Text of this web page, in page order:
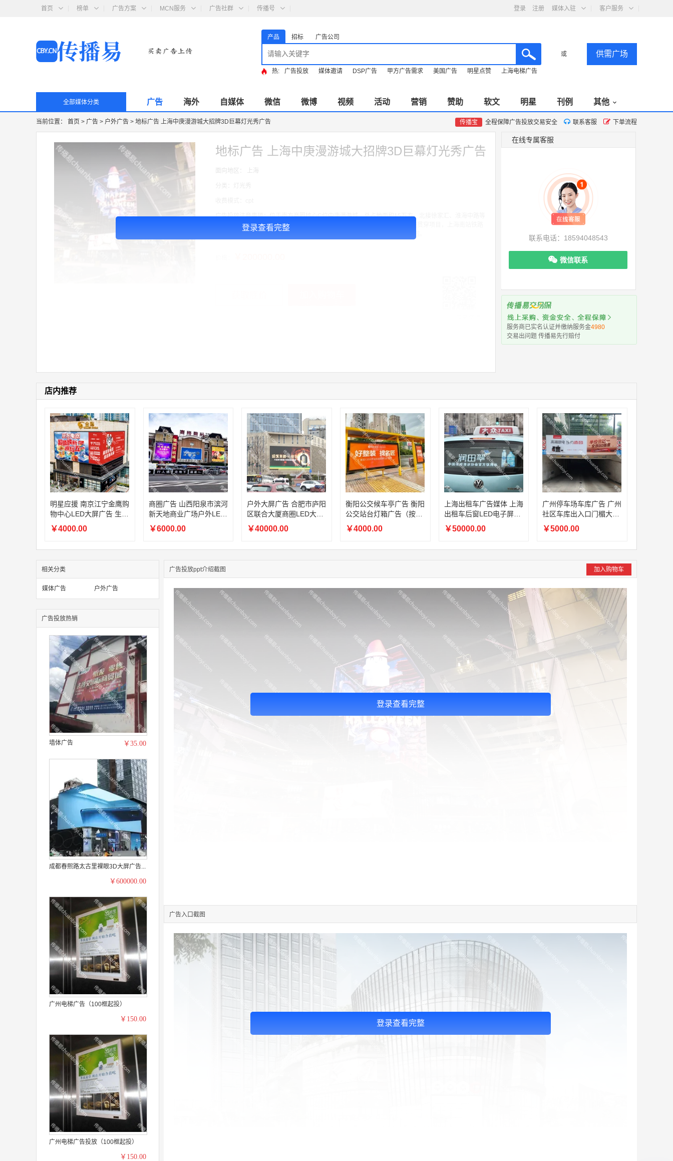
首页 榜单 广告方案 MCN服务 广告社群 传播号 登录 注册 媒体入驻 客户服务
产品 招标 广告公司
或 供需广场
热: 广告投放 媒体邀请 DSP广告 甲方广告需求 美国广告 明星点赞 上海电梯广告
全部媒体分类 广告 海外 自媒体 微信 微博 视频 活动 营销 赞助 软文 明星 刊例 其他
当前位置： 首页 > 广告 > 户外广告 > 地标广告 上海中庚漫游城大招牌3D巨幕灯光秀广告 传播宝 全程保障广告投放交易安全 联系客服 下单流程
登录查看完整
地标广告 上海中庚漫游城大招牌3D巨幕灯光秀广告
面向地区： 上海
广告投放注意事项：位于南方商圈核心C位中庚漫游城，总占地面积15万方，北接徐家汇、淮海中路等
核心商务区，延伸至徐汇滨江、漕河泾开发区等产业重点规划区。地铁1号线贯穿项目，上海南站铁路
05:24:34 186****8762 联系了该媒体所在商家
06:11:20 166****9198
联系了该媒体所在商家
05:17:23 182****1341 联系了该媒体所在商家
03:00:41 153****4020 联系了该媒体所在商家
05:19:34 150****6182 联系了该媒体所在商家
11:11:44 181****7631 联系了该媒体所在商家
03:13:22 173****0620 联系了该媒体所在商家
03:20:56 156****3374 联系了该媒体所在商家
03:42:33 158****0746 联系了该媒体所在商家
01:59:39 189****2617
联系了该媒体所在商家
04:12:36 181****8167 联系了该媒体所在商家
在线专属客服
联系电话：18594048543
微信联系
服务商已实名认证并缴纳服务金4980
交易出问题 传播易先行赔付
店内推荐
明星应援 南京江宁金鹰购
物中心LED大屏广告 生日
祝福投放（可按天）
￥4000.00
商圈广告 山西阳泉市滨河
新天地商业广场户外LED
大屏广告投放（可按周投
放）
￥6000.00
户外大屏广告 合肥市庐阳
区联合大厦商圈LED大屏
广告（按月投放）
￥40000.00
衡阳公交候车亭广告 衡阳
公交站台灯箱广告（按月
投放）
￥4000.00
上海出租车广告媒体 上海
出租车后窗LED电子屏广
告投放（5000辆车通投，
可按周投放）
￥50000.00
广州停车场车库广告 广州
社区车库出入口门楣大牌
灯箱广告（按月投放）
￥5000.00
相关分类
媒体广告 户外广告
广告投放热销
墙体广告 ￥35.00
成都春熙路太古里裸眼3D大屏广告...
￥600000.00
广州电梯广告（100框起投）
￥150.00
广州电梯广告投放（100框起投）
￥150.00
广告投放ppt介绍截图 加入购物车
登录查看完整
广告入口截图
登录查看完整